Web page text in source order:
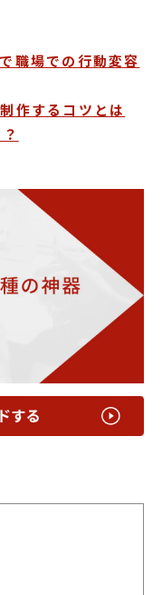
職場での行動変容
作するコツとは